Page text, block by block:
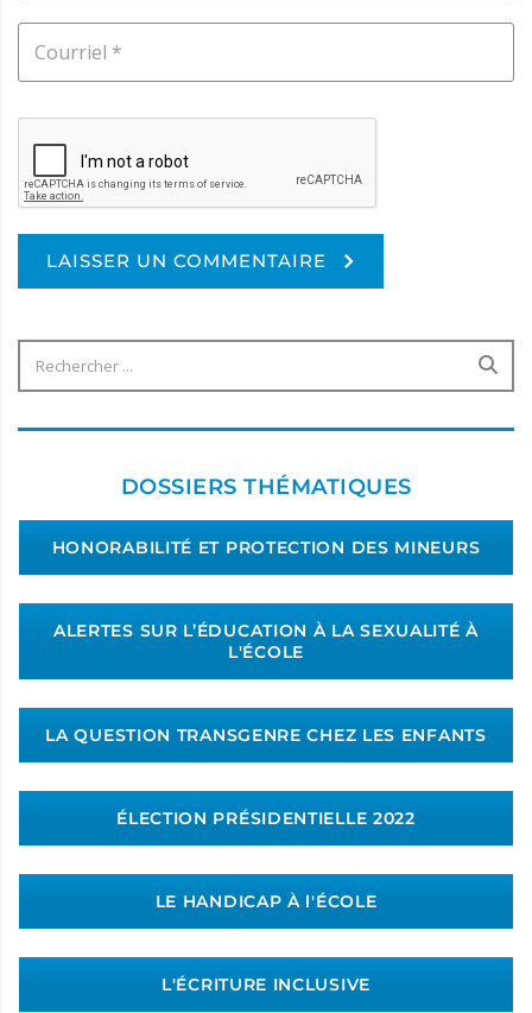
LAISSER UN COMMENTAIRE
DOSSIERS THÉMATIQUES
HONORABILITÉ ET PROTECTION DES MINEURS
ALERTES SUR L’ÉDUCATION À LA SEXUALITÉ À
L'ÉCOLE
LA QUESTION TRANSGENRE CHEZ LES ENFANTS
ÉLECTION PRÉSIDENTIELLE 2022
LE HANDICAP À l'ÉCOLE
L'ÉCRITURE INCLUSIVE